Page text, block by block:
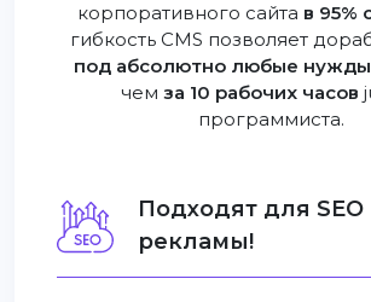
корпоративного сайта в 95%
гибкость CMS позволяет
под абсолютно любые нужды
чем за 10 рабочих часов
программиста.
Подходят для SEO
рекламы!